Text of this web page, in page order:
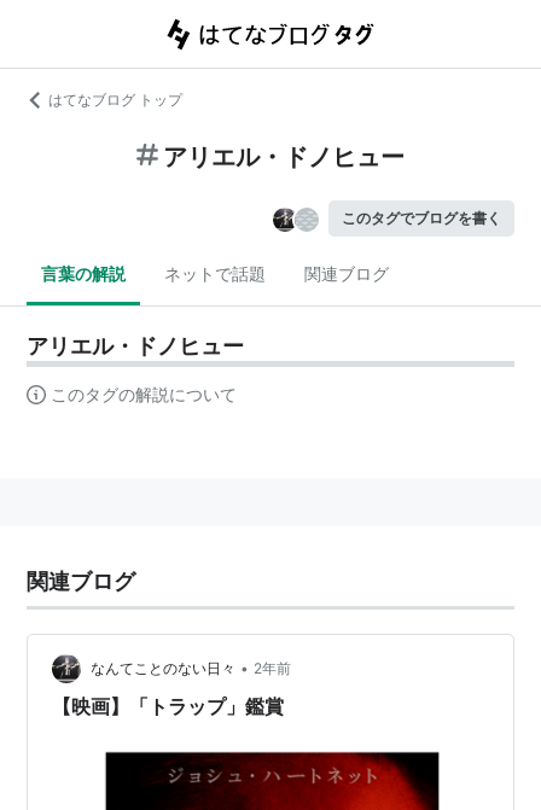
はてなブログ トップ
アリエル・ドノヒュー
このタグでブログを書く
言葉の解説 ネットで話題 関連ブログ
アリエル・ドノヒュー
このタグの解説について
関連ブログ
なんてことのない日々 • 2年前
【映画】「トラップ」鑑賞